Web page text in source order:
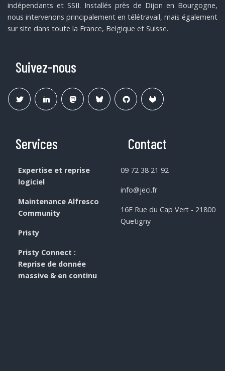
indépendants et SSII. Installés près de Dijon en Bourgogne,
nous intervenons principalement en télétravail, mais également
sur site dans toute la France, Belgique et Suisse.
Suivez-nous
Services
Expertise et reprise
logiciel
Maintenance Alfresco
Community
Pristy
Pristy Connect :
Reprise de donnée
massive & en continu
Contact
09 72 38 21 92
info@jeci.fr
16E Rue du Cap Vert - 21800
Quetigny